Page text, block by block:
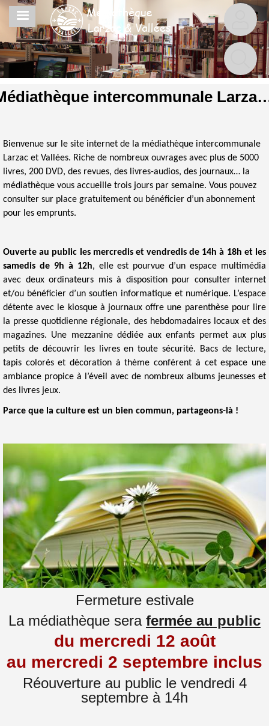
Aller
contenu
principal
MENU
Médiathèque
Bienvenue sur le site internet de la médiathèque intercommunale
Larzac et Vallées. Riche de nombreux ouvrages avec plus de 5000
livres, 200 DVD, des revues, des livres-audios, des journaux… la
médiathèque vous accueille trois jours par semaine. Vous pouvez
consulter sur place gratuitement ou bénéficier d’un abonnement
pour les emprunts.
Ouverte au public les mercredis et vendredis de 14h à 18h et les
samedis de 9h à 12h, elle est pourvue d’un espace multimédia
avec deux ordinateurs mis à disposition pour consulter internet
et/ou bénéficier d’un soutien informatique et numérique. L’espace
détente avec le kiosque à journaux offre une parenthèse pour lire
la presse quotidienne régionale, des hebdomadaires locaux et des
magazines. Une mezzanine dédiée aux enfants permet aux plus
petits de découvrir les livres en toute sécurité. Bacs de lecture,
tapis colorés et décoration à thème conférent à cet espace une
ambiance propice à l’éveil avec de nombreux albums jeunesses et
des livres jeux.​​
Parce que la culture est un bien commun, partageons-là !
Fermeture estivale
La médiathèque sera fermée au public
du mercredi 12 août
au mercredi 2 septembre inclus
Réouverture au public le vendredi 4
septembre à 14h